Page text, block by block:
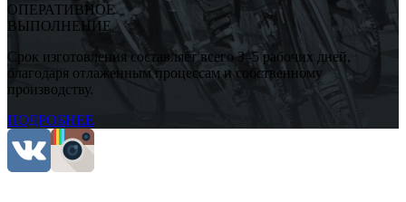
ОПЕРАТИВНОЕ
ВЫПОЛНЕНИЕ
Срок изготовления составляет всего 3–5 рабочих дней,
благодаря отлаженным процессам и собственному
производству.
ПОДРОБНЕЕ